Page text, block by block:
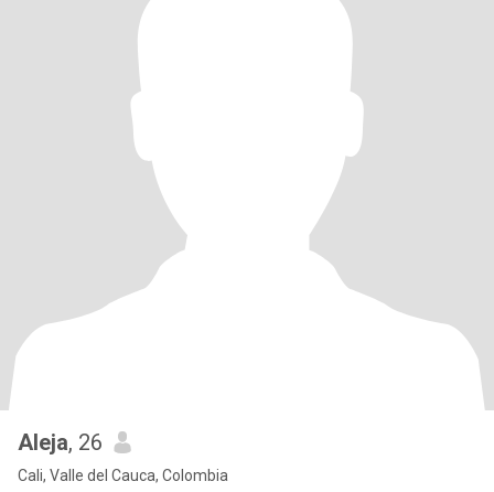
Aleja, 26
Cali, Valle del Cauca, Colombia